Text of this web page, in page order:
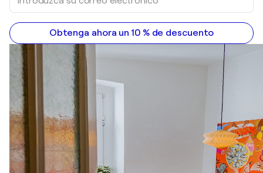
Obtenga ahora un 10 % de descuento